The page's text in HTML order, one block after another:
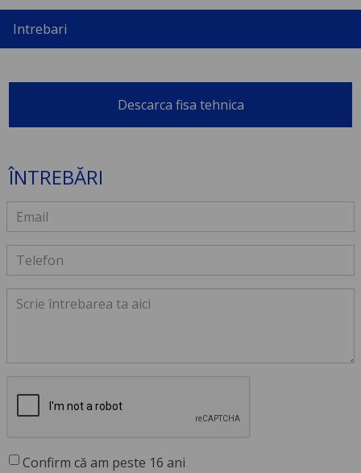
Intrebari
Descarca fisa tehnica
ÎNTREBĂRI
Confirm că am peste 16 ani